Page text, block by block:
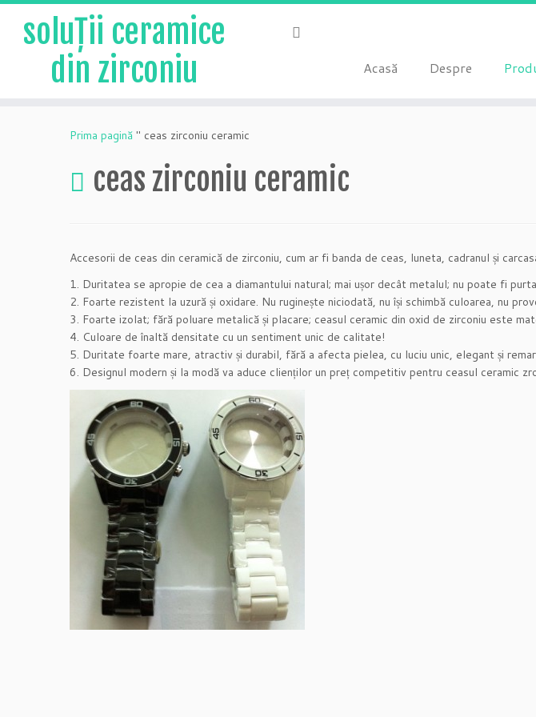
soluții ceramice
din zirconiu
Acasă Despre
Prima pagină " ceas zirconiu ceramic
ceas zirconiu ceramic
Accesorii de ceas din ceramică de zirconiu, cum ar fi banda de ceas, luneta, cadranul și
1. Duritatea se apropie de cea a diamantului natural; mai ușor decât metalul; nu poate fi
2. Foarte rezistent la uzură și oxidare. Nu ruginește niciodată, nu își schimbă culoarea, nu
3. Foarte izolat; fără poluare metalică și placare; ceasul ceramic din oxid de zirconiu este
4. Culoare de înaltă densitate cu un sentiment unic de calitate!
5. Duritate foarte mare, atractiv și durabil, fără a afecta pielea, cu luciu unic, elegant și
6. Designul modern și la modă va aduce clienților un preț competitiv pentru ceasul ceramic